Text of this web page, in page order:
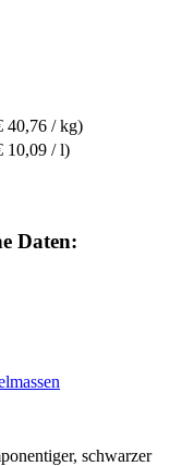
40,76 / kg)
10,09 / l)
Daten:
schwarzer